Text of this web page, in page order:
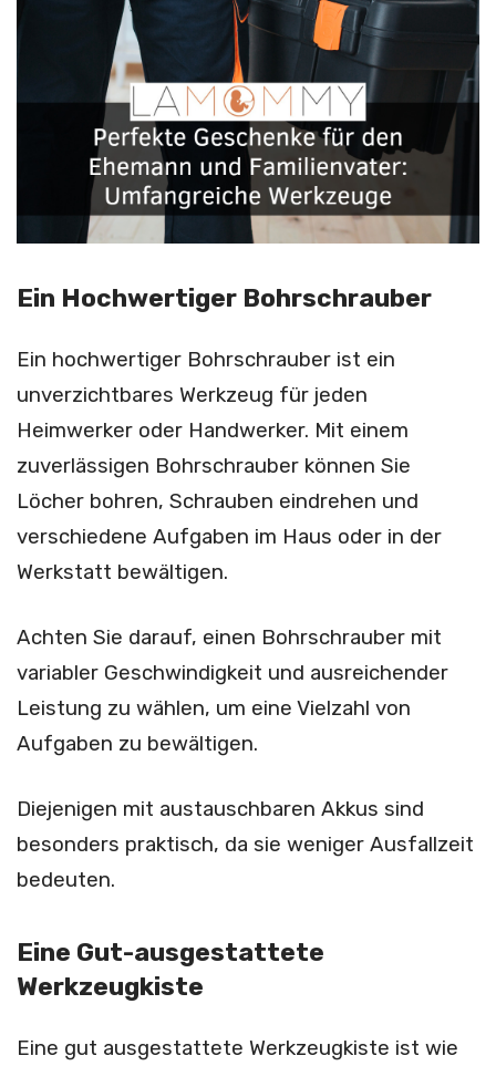
Ein Hochwertiger Bohrschrauber
Ein hochwertiger Bohrschrauber ist ein
unverzichtbares Werkzeug für jeden
Heimwerker oder Handwerker. Mit einem
zuverlässigen Bohrschrauber können Sie
Löcher bohren, Schrauben eindrehen und
verschiedene Aufgaben im Haus oder in der
Werkstatt bewältigen.
Achten Sie darauf, einen Bohrschrauber mit
variabler Geschwindigkeit und ausreichender
Leistung zu wählen, um eine Vielzahl von
Aufgaben zu bewältigen.
Diejenigen mit austauschbaren Akkus sind
besonders praktisch, da sie weniger Ausfallzeit
bedeuten.
Eine Gut-ausgestattete
Werkzeugkiste
Eine gut ausgestattete Werkzeugkiste ist wie